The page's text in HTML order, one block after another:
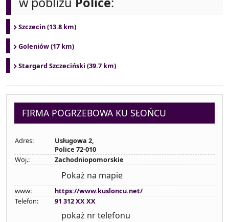
Szczecin (13.8 km)
Goleniów (17 km)
Stargard Szczeciński (39.7 km)
FIRMA POGRZEBOWA KU SŁOŃCU
Adres:
Usługowa 2,
Police 72-010
Woj.:
Zachodniopomorskie
Pokaż na mapie
www:
https://www.kusloncu.net/
Telefon:
91 312 XX XX
pokaż nr telefonu